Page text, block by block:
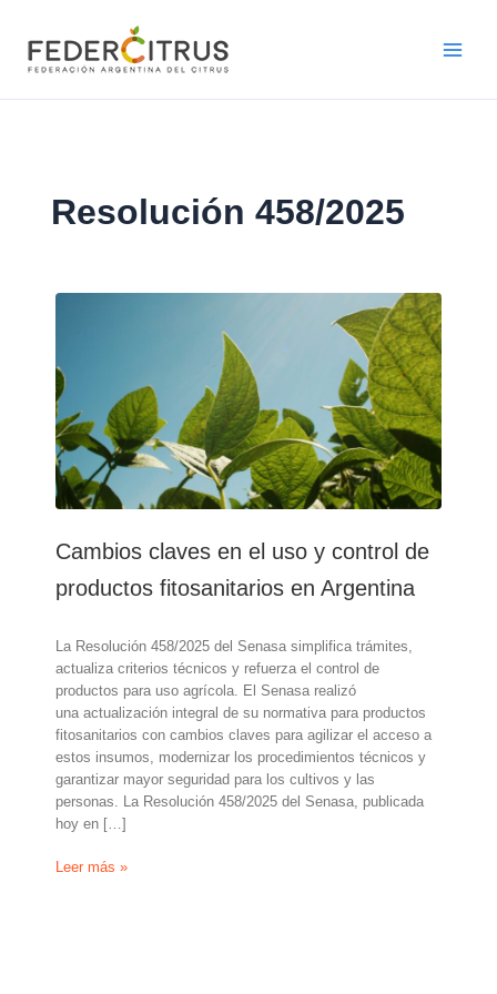
contenido
Resolución 458/2025
Cambios claves en el uso y control de
productos fitosanitarios en Argentina
La Resolución 458/2025 del Senasa simplifica trámites,
actualiza criterios técnicos y refuerza el control de
productos para uso agrícola. El Senasa realizó
una actualización integral de su normativa para productos
fitosanitarios con cambios claves para agilizar el acceso a
estos insumos, modernizar los procedimientos técnicos y
garantizar mayor seguridad para los cultivos y las
personas. La Resolución 458/2025 del Senasa, publicada
hoy en […]
Cambios
Leer más »